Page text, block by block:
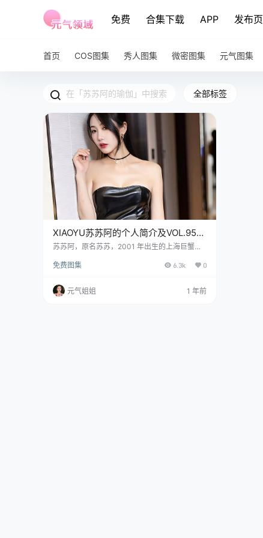
免费 合集下载 APP 发布页
首页 COS图集 秀人图集 微密图集 元气图集
全部标签
XIAOYU苏苏阿的个人简介及VOL.956
期作品
苏苏阿，原名苏苏，2001 年出生的上海巨蟹座
星哟~ 免费套图，文章末尾获取(收藏本站不迷
身材，还有那独特得让人移不开眼的魅力，刚出
道没多久就火速出圈，成了众人瞩目的焦点，简
免费图集 6.3k 0
元气姐姐 1 年前